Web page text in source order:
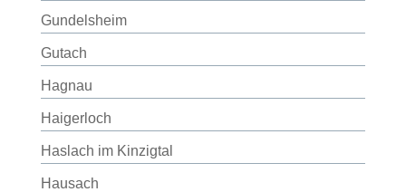
Gundelsheim
Gutach
Hagnau
Haigerloch
Haslach im Kinzigtal
Hausach